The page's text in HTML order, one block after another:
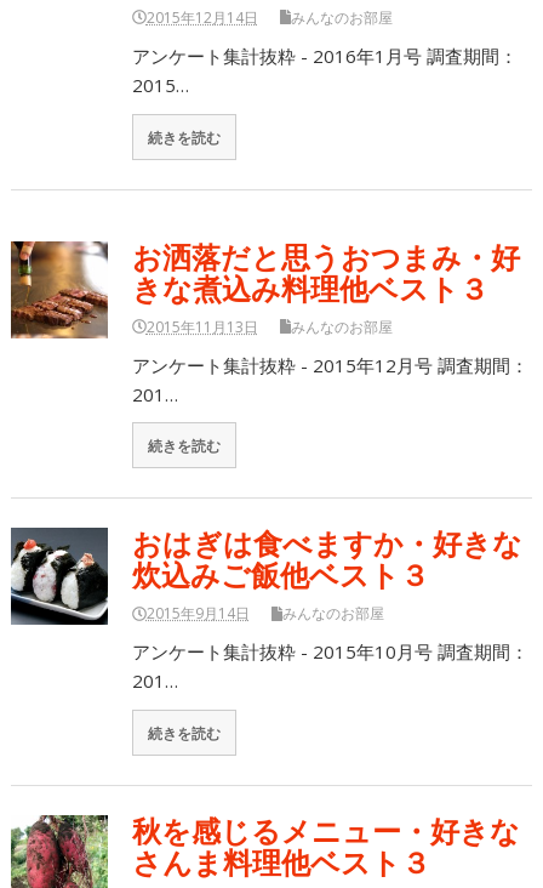
2015年12月14日 みんなのお部屋
アンケート集計抜粋 - 2016年1月号 調査期間：
2015…
続きを読む
お洒落だと思うおつまみ・好
きな煮込み料理他ベスト３
2015年11月13日 みんなのお部屋
アンケート集計抜粋 - 2015年12月号 調査期間：
201…
続きを読む
おはぎは食べますか・好きな
炊込みご飯他ベスト３
2015年9月14日 みんなのお部屋
アンケート集計抜粋 - 2015年10月号 調査期間：
201…
続きを読む
秋を感じるメニュー・好きな
さんま料理他ベスト３